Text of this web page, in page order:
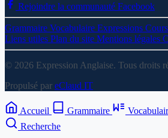
Rejoindre la communauté Facebook
Grammaire Vocabulaire Expressions
Liens utiles Plan du site Mentions légales
© 2026 Expression Anglaise. Tous droits
Propulsé par eClaud IT
Accueil Grammaire
Recherche